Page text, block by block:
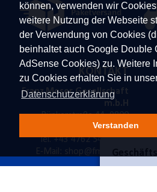
können, verwenden wir
weitere Nutzung der Webseite
der Verwendung von Cookies
beinhaltet auch Google Double
AdSense Cookies) zu. Weitere
zu Cookies erhalten Sie in
Datenschutzerklärung
Verstanden
KONTAKT
Franz Moser Gesellschaft
m.b.H
Bünkerstraße 44,9800
Spittal/Drau
Tel. +43 4762 5401 226
E-Mail: shop@fmoser.at